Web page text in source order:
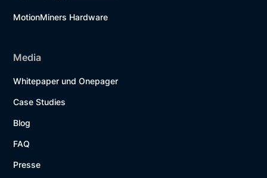
MotionMiners Hardware
Media
Whitepaper und Onepager
Case Studies
Blog
FAQ
Presse